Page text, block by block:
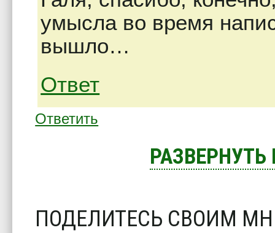
умысла во время
вышло…
Ответ
Ответить
ПОДЕЛИТЕСЬ СВОИМ